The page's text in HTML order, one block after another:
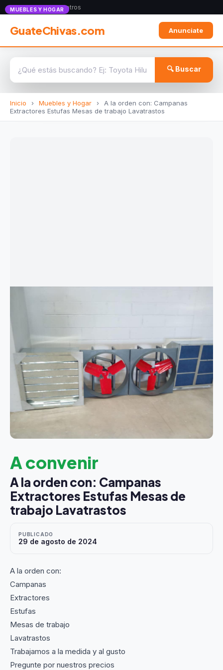
Anunciate con nosotros
GuateChivas.com Anunciate
🔍 Buscar
Inicio › Muebles y Hogar ›
A la orden con: Campanas
Extractores Estufas Mesas de trabajo Lavatrastos
MUEBLES Y HOGAR
A convenir
A la orden con: Campanas
Extractores Estufas Mesas de
trabajo Lavatrastos
PUBLICADO
29 de agosto de 2024
A la orden con:
Campanas
Extractores
Estufas
Mesas de trabajo
Lavatrastos
Trabajamos a la medida y al gusto
Pregunte por nuestros precios